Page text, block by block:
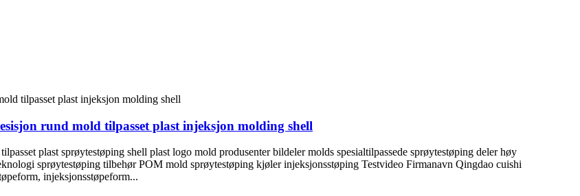
rund mold tilpasset plast injeksjon molding shell
plast sprøytestøping shell plast logo mold produsenter bildeler molds spesialtilpassede sprøytestøping deler høy
sprøytestøping tilbehør POM mold sprøytestøping kjøler injeksjonsstøping Testvideo Firmanavn Qingdao cuishi
injeksjonsstøpeform...